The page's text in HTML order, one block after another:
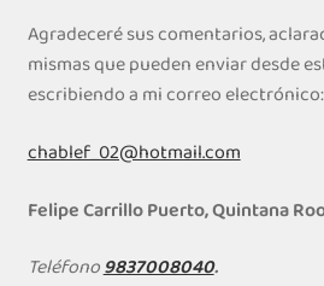
Agradeceré sus comentarios,
mismas que pueden enviar desde
escribiendo a mi correo electrónico:
chablef_02@hotmail.com
Felipe Carrillo Puerto, Quintana
Teléfono9837008040.